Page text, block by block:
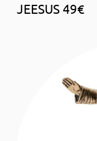
JEESUS 49€